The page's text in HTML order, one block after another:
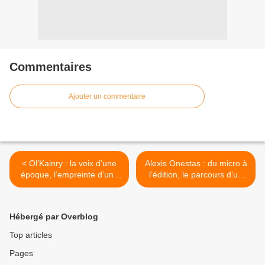
Commentaires
Ajouter un commentaire
< Ol’Kainry : la voix d’une
époque, l’empreinte d’une
légende
Alexis Onestas : du micro à
l’édition, le parcours d’un
bâtisseur de la culture hip-
Hébergé par Overblog
Top articles
Pages